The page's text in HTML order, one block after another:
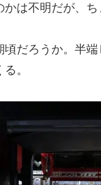
かは不明だが、
頃だろうか。半
。